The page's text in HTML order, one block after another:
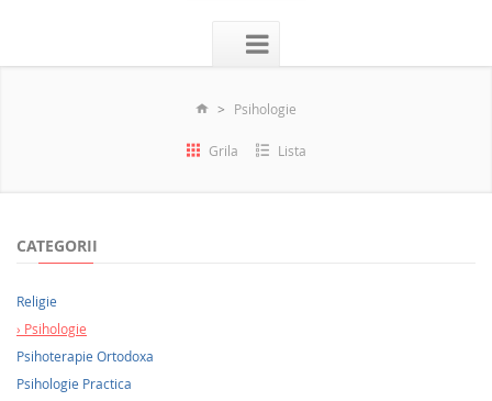
Psihologie
Grila Lista
CATEGORII
Religie
Psihologie
Psihoterapie Ortodoxa
Psihologie Practica